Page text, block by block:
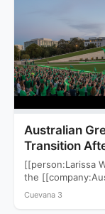
Australian
Transition
[[person:Larissa
the
following a
Cuevana 3